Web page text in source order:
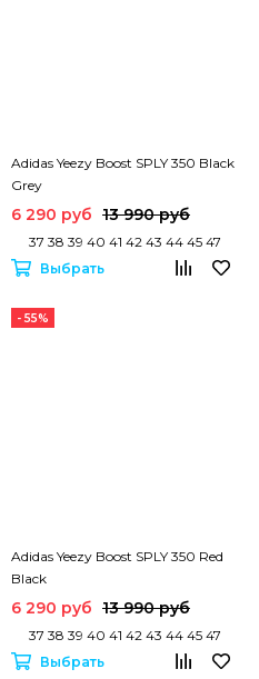
Adidas Yeezy Boost SPLY 350 Black
Grey
6 290 руб 13 990 руб
37 38 39 40 41 42 43 44 45 47
Выбрать
- 55%
Adidas Yeezy Boost SPLY 350 Red
Black
6 290 руб 13 990 руб
37 38 39 40 41 42 43 44 45 47
Выбрать